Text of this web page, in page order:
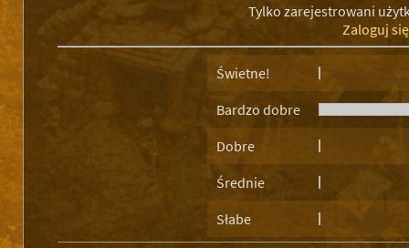
Tylko zarejestrowani
Zaloguj się
Świetne!
Bardzo dobre
Dobre
Średnie
Słabe